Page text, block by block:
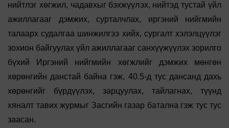
нийтлэг хөгжил, чадавхыг бэхжүүлэх, нийтэд тустай үйл
ажиллагааг дэмжих, сурталчлах, иргэний нийгмийн
талаарх судалгаа шинжилгээ хийх, сургалт хэлэлцүүлэг
зохион байгуулах үйл ажиллагааг санхүүжүүлэх зорилго
бүхий Иргэний нийгмийн хөгжлийг дэмжих мөнгөн
хөрөнгийн данстай байна гэж, 40.5-д тус дансанд дахь
хөрөнгийг бүрдүүлэх, зарцуулах, тайлагнах, түүнд
хяналт тавих журмыг Засгийн газар батална гэж тус тус
заасан.